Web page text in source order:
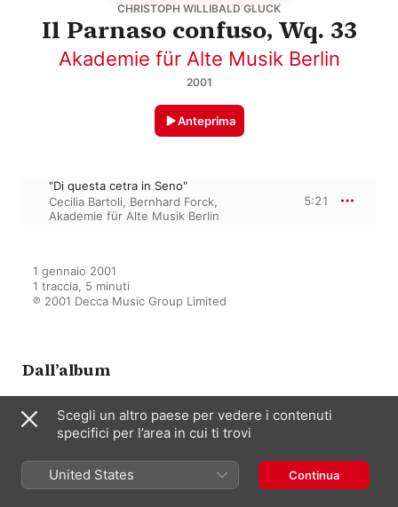
CHRISTOPH WILLIBALD GLUCK
Il Parnaso confuso, Wq. 33
Akademie für Alte Musik Berlin
2001
Anteprima
"Di questa cetra in Seno"
Cecilia Bartoli, Bernhard Forck,
Akademie für Alte Musik Berlin
5:21
1 gennaio 2001
1 traccia, 5 minuti
℗ 2001 Decca Music Group Limited
Dall’album
Cecilia Bartoli - Gluck: Italian
Arias
Bernhard Forck,Cecilia Bartoli,
Akademie für Alte Musik Berlin
Scegli un altro paese per vedere i contenuti
specifici per l’area in cui ti trovi
United States Continua